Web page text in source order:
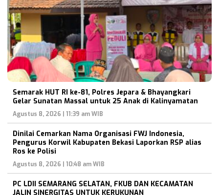
Semarak HUT RI ke-81, Polres Jepara & Bhayangkari
Gelar Sunatan Massal untuk 25 Anak di Kalinyamatan
Agustus 8, 2026 | 11:39 am WIB
Dinilai Cemarkan Nama Organisasi FWJ Indonesia,
Pengurus Korwil Kabupaten Bekasi Laporkan RSP alias
Ros ke Polisi
Agustus 8, 2026 | 10:48 am WIB
PC LDII SEMARANG SELATAN, FKUB DAN KECAMATAN
JALIN SINERGITAS UNTUK KERUKUNAN